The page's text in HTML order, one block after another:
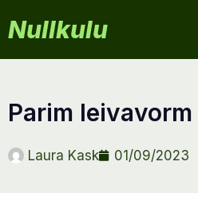
Nullkulu
parim leivavorm
Laura Kask 01/09/2023